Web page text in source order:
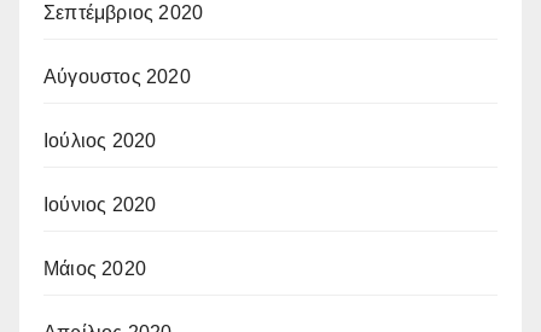
Σεπτέμβριος 2020
Αύγουστος 2020
Ιούλιος 2020
Ιούνιος 2020
Μάιος 2020